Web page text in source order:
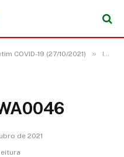
COVID-19 (27/10/2021) » IMG-20211027-WA0046
de 2021